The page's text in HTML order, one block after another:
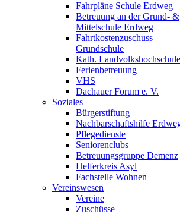
Fahrpläne Schule Erdweg
Betreuung an der Grund- &
Mittelschule Erdweg
Fahrtkostenzuschuss
Grundschule
Kath. Landvolkshochschule
Ferienbetreuung
VHS
Dachauer Forum e. V.
Soziales
Bürgerstiftung
Nachbarschaftshilfe
Pflegedienste
Seniorenclubs
Betreuungsgruppe Demenz
Helferkreis Asyl
Fachstelle Wohnen
Vereinswesen
Vereine
Zuschüsse